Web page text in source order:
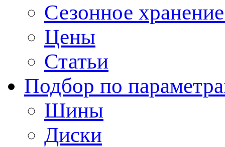
Сезонное
Цены
Статьи
Подбор по
Шины
Диски